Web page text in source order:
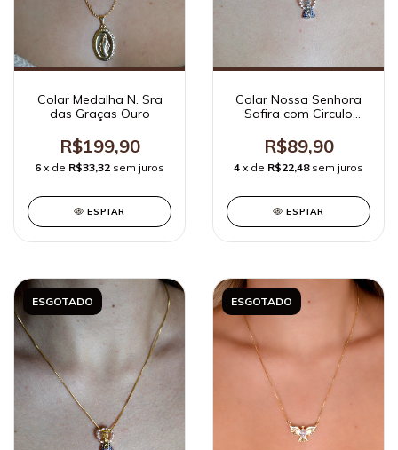
Colar Medalha N. Sra
das Graças Ouro
R$199,90
6 x de R$33,32 sem juros
ESPIAR
Colar Nossa Senhora
Safira com Circulo
Branco
R$89,90
4 x de R$22,48 sem juros
ESPIAR
ESGOTADO ESGOTADO